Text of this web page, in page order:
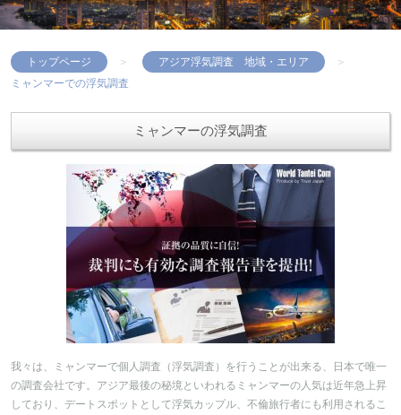
トップページ
アジア浮気調査 地域・エリア
ミャンマーでの浮気調査
ミャンマーの浮気調査
我々は、ミャンマーで個人調査（浮気調査）を行うことが出来る、日本で唯一
の調査会社です。アジア最後の秘境といわれるミャンマーの人気は近年急上昇
しており、デートスポットとして浮気カップル、不倫旅行者にも利用されるこ